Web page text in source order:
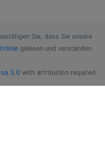
Sie, dass Sie unsere
gelesen und verstanden
3.0 with attribution required.